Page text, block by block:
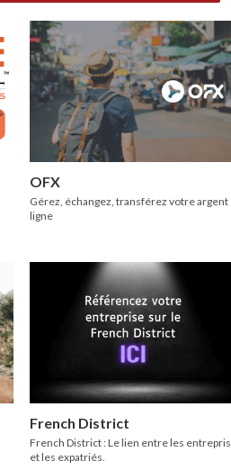
OFX
Gérez, échangez, transférez votre argent
ligne
French District
French District : Le lien entre les
et les expatriés.